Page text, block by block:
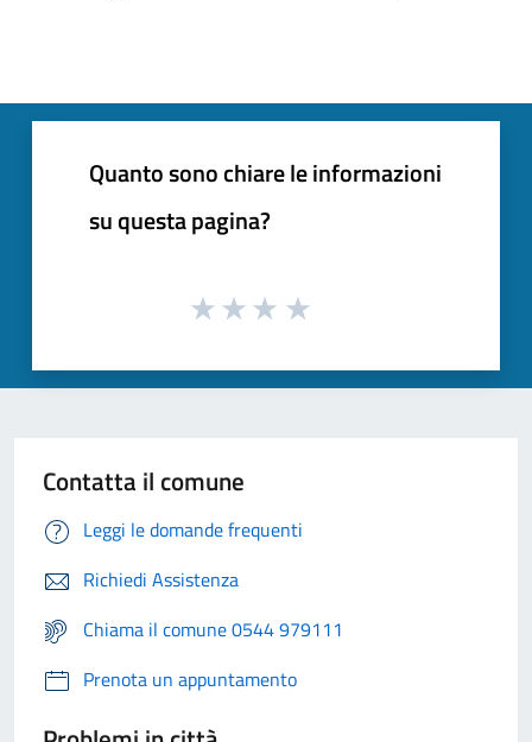
Quanto sono chiare le informazioni
su questa pagina?
Contatta il comune
Leggi le domande frequenti
Richiedi Assistenza
Chiama il comune 0544 979111
Prenota un appuntamento